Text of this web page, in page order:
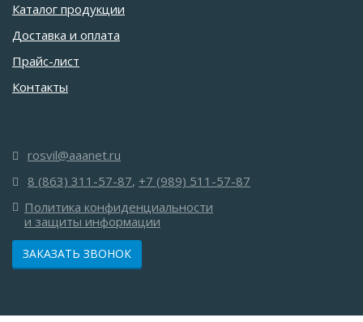
Каталог продукции
Доставка и оплата
Прайс-лист
Контакты
rosvil@aaanet.ru
8 (863) 311-57-87, +7 (989) 511-57-87
Политика конфиденциальности
и защиты информации
ЗАКАЗАТЬ ЗВОНОК